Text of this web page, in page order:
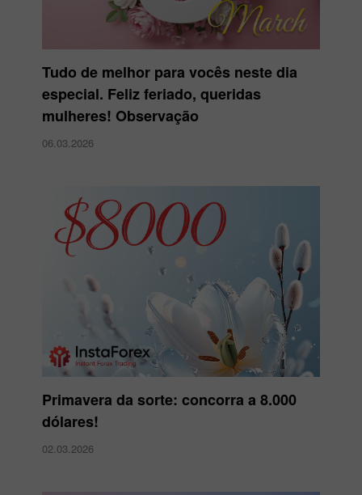
Tudo de melhor para vocês neste dia
especial. Feliz feriado, queridas
mulheres! Observação
06.03.2026
Primavera da sorte: concorra a 8.000
dólares!
02.03.2026